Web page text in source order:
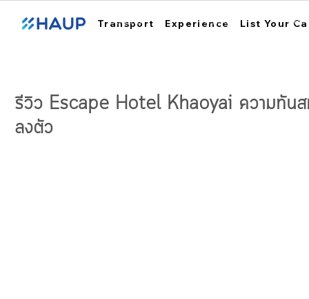
Transport Experience List Your
ฮ้อปคาร์ การใช้งาน สถ
รีวิว Escape Hotel Khaoyai ความทัน
ลงตัว